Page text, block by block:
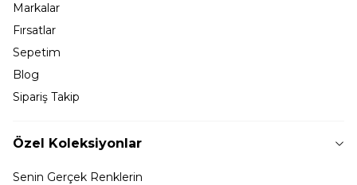
Markalar
Fırsatlar
Sepetim
Blog
Sipariş Takip
Özel Koleksiyonlar
Senin Gerçek Renklerin